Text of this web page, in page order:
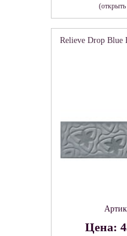
Relieve Drop Blue
Цена: